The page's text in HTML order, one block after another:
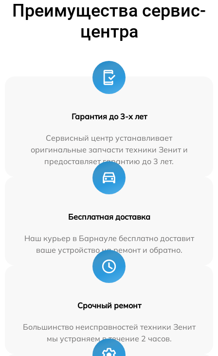
Преимущества сервис-
центра
Гарантия до 3-х лет
Сервисный центр устанавливает
оригинальные запчасти техники Зенит и
предоставляет гарантию до 3 лет.
Бесплатная доставка
Наш курьер в Барнауле бесплатно доставит
ваше устройство на ремонт и обратно.
Срочный ремонт
Большинство неисправностей техники Зенит
мы устраняем в течение 2 часов.